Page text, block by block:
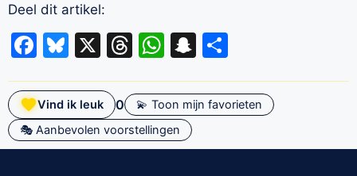
Deel dit artikel:
Facebook
Bluesky
X Threads
WhatsApp
Snapchat
Vind ik leuk 0
💫 Toon mijn favorieten
🎭 Aanbevolen voorstellingen